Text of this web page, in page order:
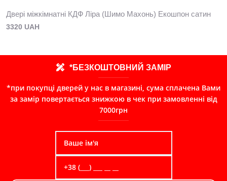
Двері міжкімнатні КДФ Ліра (Шимо Махонь) Екошпон сатин
3320 UAH
*БЕЗКОШТОВНИЙ ЗАМІР
*при покупці дверей у нас в магазині, сума сплачена Вами
за замір повертається знижкою в чек при замовленні від
7000грн